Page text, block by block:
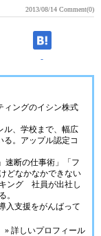
2013/08/14 Comment(0)
-
ィングのイシン株式
ル、学校まで、幅広
る。アップル認定コ
速断の仕事術」「フ
どなかなかできない
ング 社員が出社し
。
入支援をがんばって
» 詳しいプロフィール